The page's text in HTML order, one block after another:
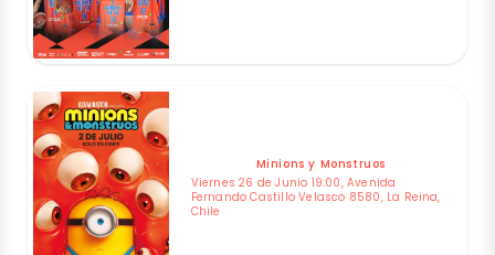
Minions y Monstruos
Viernes 26 de Junio 19:00, Avenida
Fernando Castillo Velasco 8580, La Reina,
Chile